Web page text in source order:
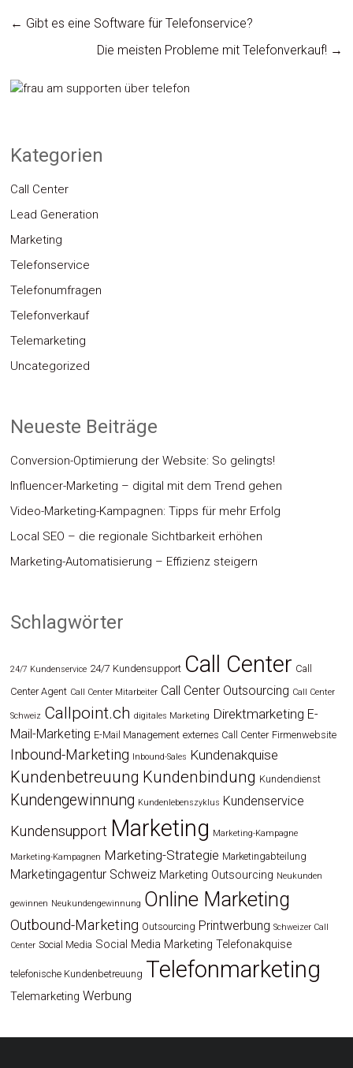
← Gibt es eine Software für Telefonservice?
Die meisten Probleme mit Telefonverkauf! →
Kategorien
Call Center
Lead Generation
Marketing
Telefonservice
Telefonumfragen
Telefonverkauf
Telemarketing
Uncategorized
Neueste Beiträge
Conversion-Optimierung der Website: So gelingts!
Influencer-Marketing – digital mit dem Trend gehen
Video-Marketing-Kampagnen: Tipps für mehr Erfolg
Local SEO – die regionale Sichtbarkeit erhöhen
Marketing-Automatisierung – Effizienz steigern
Schlagwörter
24/7 Kundenservice 24/7 Kundensupport Call Center Call
Center Agent Call Center Mitarbeiter Call Center Outsourcing Call Center
Schweiz Callpoint.ch digitales Marketing Direktmarketing E-
Mail-Marketing E-Mail Management externes Call Center Firmenwebsite
Inbound-Marketing Inbound-Sales Kundenakquise
Kundenbetreuung Kundenbindung Kundendienst
Kundengewinnung Kundenlebenszyklus Kundenservice
Kundensupport Marketing Marketing-Kampagne
Marketing-Kampagnen Marketing-Strategie Marketingabteilung
Marketingagentur Schweiz Marketing Outsourcing Neukunden
gewinnen Neukundengewinnung Online Marketing
Outbound-Marketing Outsourcing Printwerbung Schweizer Call
Center Social Media Social Media Marketing Telefonakquise
telefonische Kundenbetreuung Telefonmarketing
Telemarketing Werbung